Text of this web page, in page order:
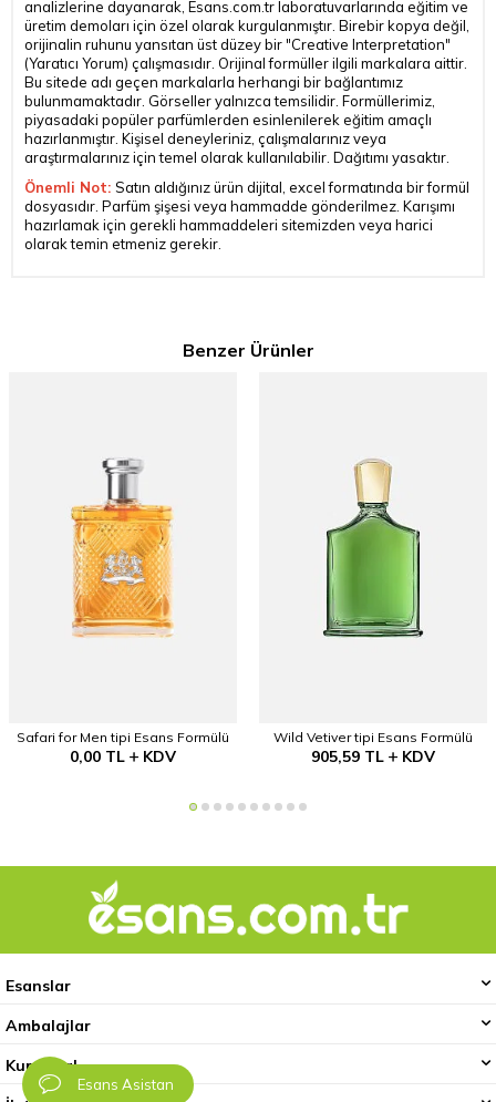
Esans Asistan
analizlerine dayanarak, Esans.com.tr laboratuvarlarında eğitim ve
üretim demoları için özel olarak kurgulanmıştır. Birebir kopya değil,
orijinalin ruhunu yansıtan üst düzey bir "Creative Interpretation"
(Yaratıcı Yorum) çalışmasıdır. Orijinal formüller ilgili markalara aittir.
Bu sitede adı geçen markalarla herhangi bir bağlantımız
bulunmamaktadır. Görseller yalnızca temsilidir. Formüllerimiz,
piyasadaki popüler parfümlerden esinlenilerek eğitim amaçlı
hazırlanmıştır. Kişisel deneyleriniz, çalışmalarınız veya
araştırmalarınız için temel olarak kullanılabilir. Dağıtımı yasaktır.
Önemli Not: Satın aldığınız ürün dijital, excel formatında bir formül
dosyasıdır. Parfüm şişesi veya hammadde gönderilmez. Karışımı
hazırlamak için gerekli hammaddeleri sitemizden veya harici
olarak temin etmeniz gerekir.
Benzer Ürünler
Safari for Men tipi Esans Formülü
0,00TL KDV
Wild Vetiver tipi Esans Formülü
905,59 TL KDV
Esanslar
Ambalajlar
Kurumsal